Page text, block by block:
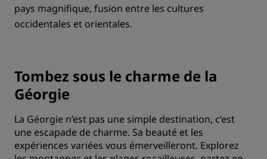
pays magnifique, fusion entre les cultures
occidentales et orientales.
Tombez sous le charme de la
Géorgie
La Géorgie n’est pas une simple destination, c’est
une escapade de charme. Sa beauté et les
expériences variées vous émerveilleront. Explorez